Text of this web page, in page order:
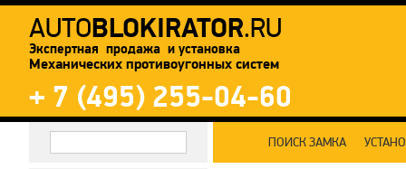
AUTOBLOKIRATOR.RU
Экспертная продажа и установка
Механических противоугонных систем
+ 7 (495) 255-04-60
ПОИСК ЗАМКА